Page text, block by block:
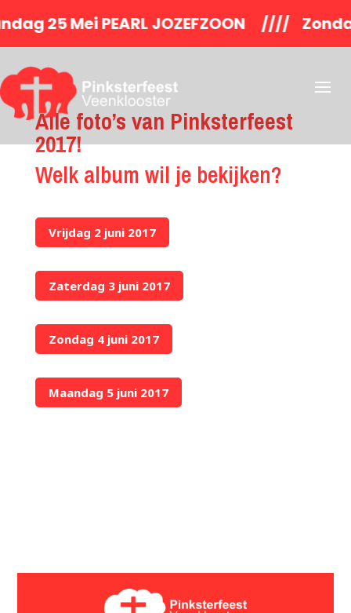
Mei PEARL JOZEFZOON ////
Alle foto’s van Pinksterfeest
2017!
Welk album wil je bekijken?
Vrijdag 2 juni 2017
Zaterdag 3 juni 2017
Zondag 4 juni 2017
Maandag 5 juni 2017